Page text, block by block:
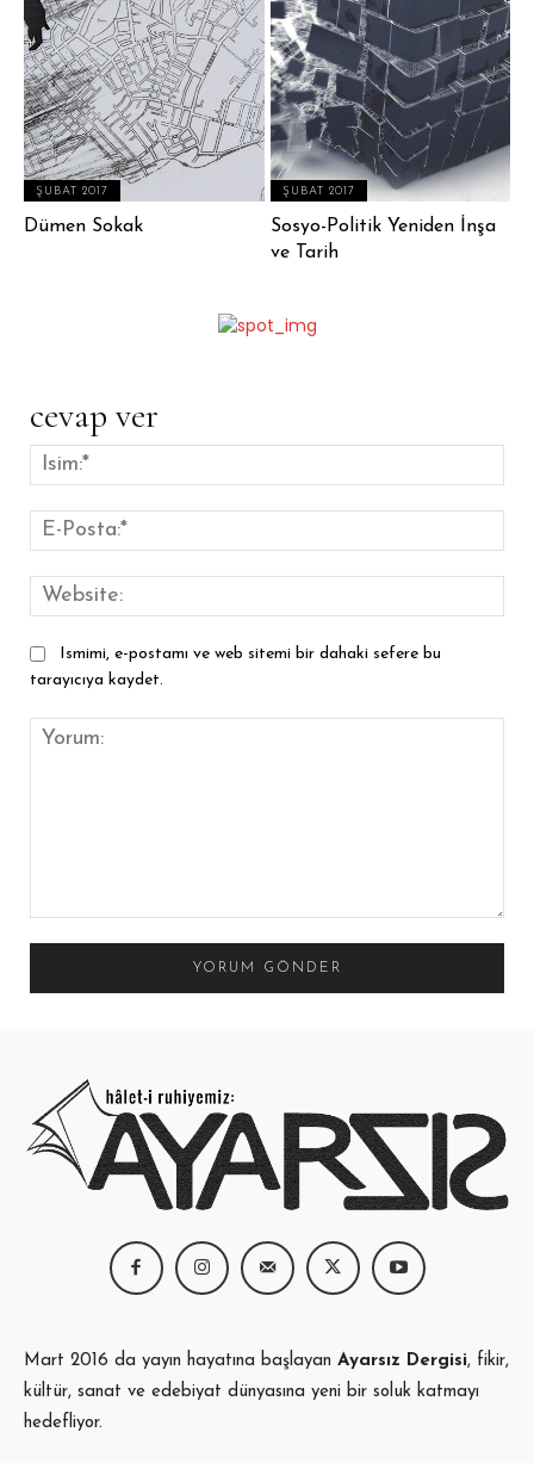
ŞUBAT 2017
Dümen Sokak
ŞUBAT 2017
Sosyo-Politik Yeniden İnşa
ve Tarih
cevap ver
Ismimi, e-postamı ve web sitemi bir dahaki sefere bu
tarayıcıya kaydet.
Mart 2016 da yayın hayatına başlayan Ayarsız Dergisi, fikir,
kültür, sanat ve edebiyat dünyasına yeni bir soluk katmayı
hedefliyor.